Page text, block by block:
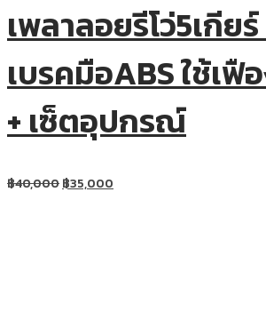
เพลาลอยรีโว่5เกีย
เบรคมือABS ใช้เฟื
+ เซ็ตอุปกรณ์
฿40,000฿35,000